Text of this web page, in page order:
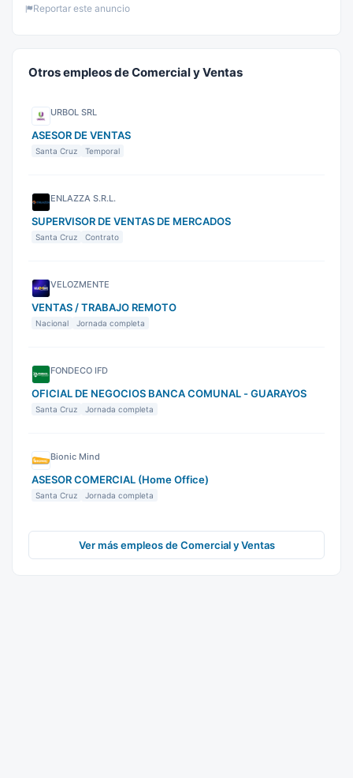
Reportar este anuncio
Otros empleos de Comercial y Ventas
URBOL SRL
ASESOR DE VENTAS
Santa Cruz Temporal
ENLAZZA S.R.L.
SUPERVISOR DE VENTAS DE MERCADOS
Santa Cruz Contrato
VELOZMENTE
VENTAS / TRABAJO REMOTO
Nacional Jornada completa
FONDECO IFD
OFICIAL DE NEGOCIOS BANCA COMUNAL - GUARAYOS
Santa Cruz Jornada completa
Bionic Mind
ASESOR COMERCIAL (Home Office)
Santa Cruz Jornada completa
Ver más empleos de Comercial y Ventas